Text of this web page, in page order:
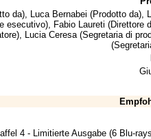
da), Luca Bernabei (Prodotto da),
esecutivo), Fabio Laureti (Direttore
Lucia Ceresa(Segretaria di
4 - Limitierte Ausgabe (6 Blu-